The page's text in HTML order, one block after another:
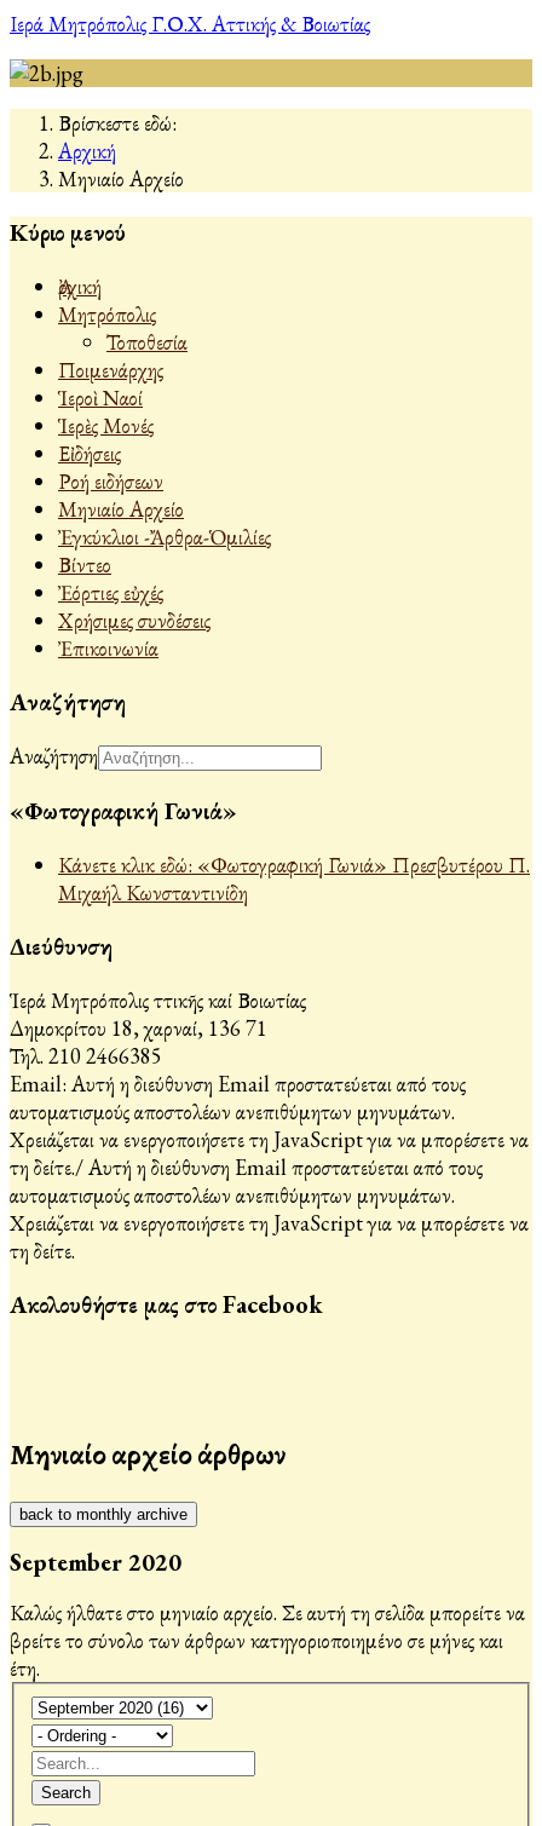
Ιερά Μητρόπολις Γ.Ο.Χ. Αττικής & Βοιωτίας
Βρίσκεστε εδώ:
Αρχική
Μηνιαίο Αρχείο
Κύριο μενού
Ἀρχική
Μητρόπολις
Τοποθεσία
Ποιμενάρχης
Ἱεροὶ Ναοί
Ἱερὲς Μονές
Εἰδήσεις
Ροή ειδήσεων
Μηνιαίο Αρχείο
Ἐγκύκλιοι -Ἄρθρα-Ὁμιλίες
Βίντεο
Ἐόρτιες εὐχές
Χρήσιμες συνδέσεις
Ἐπικοινωνία
Αναζήτηση
Αναζήτηση
«Φωτογραφική Γωνιά»
Κάνετε κλικ εδώ: «Φωτογραφική Γωνιά» Πρεσβυτέρου Π.
Μιχαήλ Κωνσταντινίδη
Διεύθυνση
Ἱερά Μητρόπολις Ἀττικῆς καί Βοιωτίας
Δημοκρίτου 18, Ἀχαρναί, 136 71
Τηλ. 210 2466385
Email: Αυτή η διεύθυνση Email προστατεύεται από τους
αυτοματισμούς αποστολέων ανεπιθύμητων μηνυμάτων.
Χρειάζεται να ενεργοποιήσετε τη JavaScript για να μπορέσετε να
τη δείτε./Αυτή η διεύθυνση Email προστατεύεται από τους
αυτοματισμούς αποστολέων ανεπιθύμητων μηνυμάτων.
Χρειάζεται να ενεργοποιήσετε τη JavaScript για να μπορέσετε να
τη δείτε.
Ακολουθήστε μας στο Facebook
Μηνιαίο αρχείο άρθρων
back to monthly archive
September 2020
Καλώς ήλθατε στο μηνιαίο αρχείο. Σε αυτή τη σελίδα μπορείτε να
βρείτε το σύνολο των άρθρων κατηγοριοποιημένο σε μήνες και
έτη.
Search